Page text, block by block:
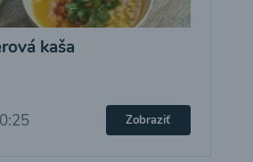
kaša
Zobraziť